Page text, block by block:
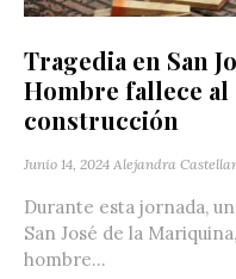
Tragedia en San
Hombre fallece
construcción
Junio 14, 2024 Alejandra
Durante esta jornada,
San José de la
hombre...